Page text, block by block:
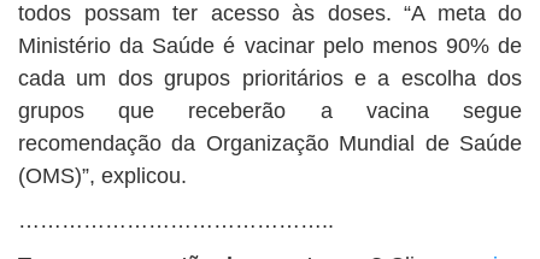
todos possam ter acesso às doses. “A meta do
Ministério da Saúde é vacinar pelo menos 90% de
cada um dos grupos prioritários e a escolha dos
grupos que receberão a vacina segue
recomendação da Organização Mundial de Saúde
(OMS)”, explicou.
……………………………………..